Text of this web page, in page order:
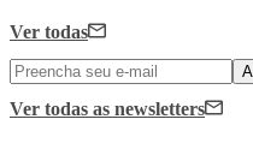
Ver todas
Ver todas as newsletters